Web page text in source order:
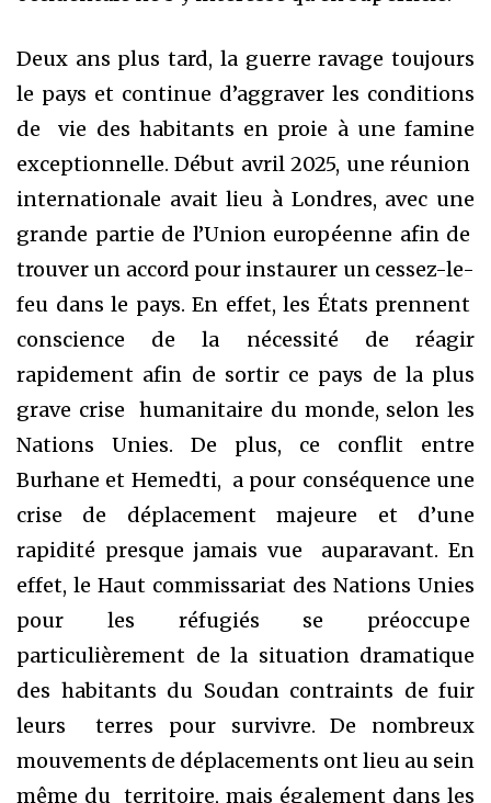
Deux ans plus tard, la guerre ravage toujours
le pays et continue d’aggraver les conditions
de vie des habitants en proie à une famine
exceptionnelle. Début avril 2025, une réunion
internationale avait lieu à Londres, avec une
grande partie de l’Union européenne afin de
trouver un accord pour instaurer un cessez-le-
feu dans le pays. En effet, les États prennent
conscience de la nécessité de réagir
rapidement afin de sortir ce pays de la plus
grave crise humanitaire du monde, selon les
Nations Unies. De plus, ce conflit entre
Burhane et Hemedti, a pour conséquence une
crise de déplacement majeure et d’une
rapidité presque jamais vue auparavant. En
effet, le Haut commissariat des Nations Unies
pour les réfugiés se préoccupe
particulièrement de la situation dramatique
des habitants du Soudan contraints de fuir
leurs terres pour survivre. De nombreux
mouvements de déplacements ont lieu au sein
même du territoire, mais également dans les